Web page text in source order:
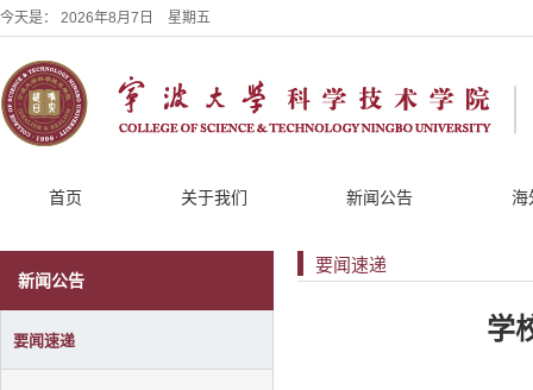
今天是： 2026年8月7日 星期五
首页 关于我们 新闻公告 海
新闻公告
要闻速递
要闻速递
学